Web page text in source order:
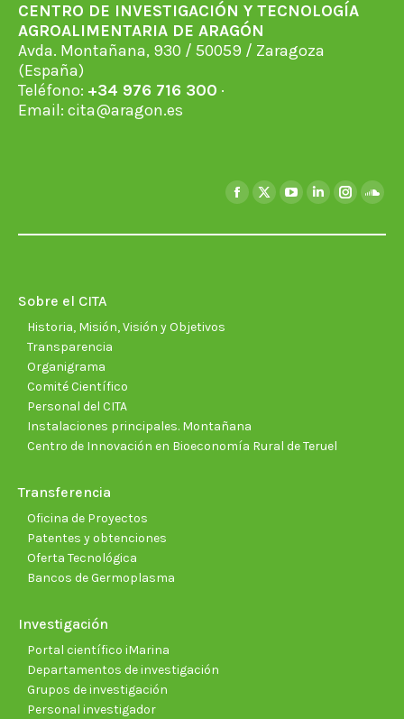
CENTRO DE INVESTIGACIÓN Y TECNOLOGÍA
AGROALIMENTARIA DE ARAGÓN
Avda. Montañana, 930 / 50059 / Zaragoza
(España)
Teléfono: +34 976 716 300 ·
Email: cita@aragon.es
Facebook
X
YouTubeLinkedin
Sobre el CITA
Historia, Misión, Visión y Objetivos
Transparencia
Organigrama
Comité Científico
Personal del CITA
Instalaciones principales. Montañana
Centro de Innovación en Bioeconomía Rural de Teruel
Transferencia
Oficina de Proyectos
Patentes y obtenciones
Oferta Tecnológica
Bancos de Germoplasma
Investigación
Portal científico iMarina
Departamentos de investigación
Grupos de investigación
Personal investigador